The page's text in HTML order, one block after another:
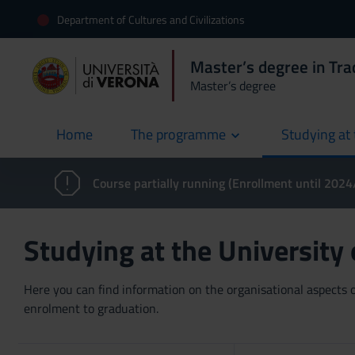
Department of Cultures and Civilizations
Master’s degree in
Master’s degree
Home
current The programme Studying
Course partially running (Enrollment until
Studying at the University
Here you can find information on the organisational
enrolment to graduation.